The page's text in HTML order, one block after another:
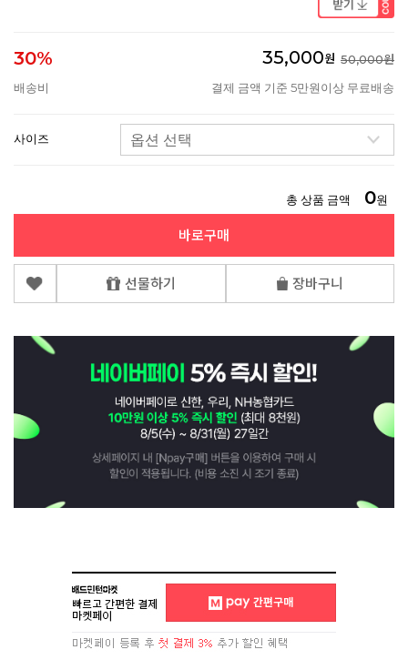
30% 35,000원 50,000원
배송비
결제 금액 기준 5만원이상 무료배송
사이즈
총 상품 금액 0원
바로구매
선물하기 장바구니